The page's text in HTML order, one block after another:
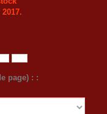
page) : :